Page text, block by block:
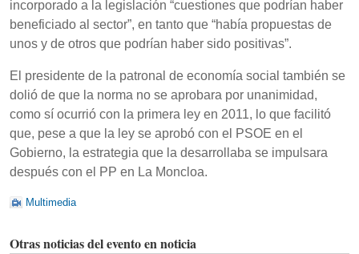
incorporado a la legislación “cuestiones que podrían haber
beneficiado al sector”, en tanto que “había propuestas de
unos y de otros que podrían haber sido positivas”.
El presidente de la patronal de economía social también se
dolió de que la norma no se aprobara por unanimidad,
como sí ocurrió con la primera ley en 2011, lo que facilitó
que, pese a que la ley se aprobó con el PSOE en el
Gobierno, la estrategia que la desarrollaba se impulsara
después con el PP en La Moncloa.
Multimedia
Otras noticias del evento en noticia